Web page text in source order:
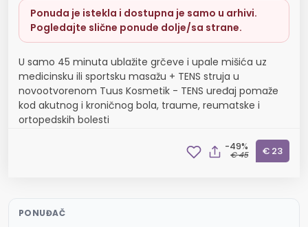
Ponuda je istekla i dostupna je samo u arhivi.
Pogledajte slične ponude dolje/sa strane.
U samo 45 minuta ublažite grčeve i upale mišića uz
medicinsku ili sportsku masažu + TENS struja u
novootvorenom Tuus Kosmetik - TENS uređaj pomaže
kod akutnog i kroničnog bola, traume, reumatske i
ortopedskih bolesti
-49%
€ 45 € 23
PONUĐAČ